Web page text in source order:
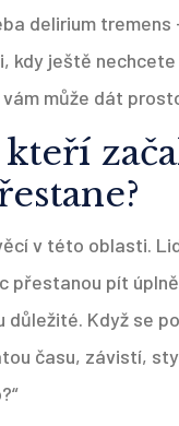
delirium
kdy ještě
může dát
kteří
v této oblasti.
přestanou pít
Když se
času, závistí,